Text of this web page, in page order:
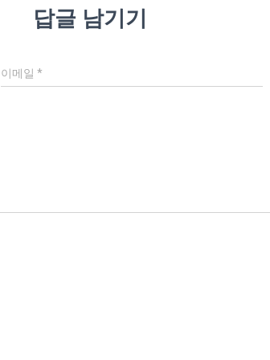
답글 남기기
이메일*